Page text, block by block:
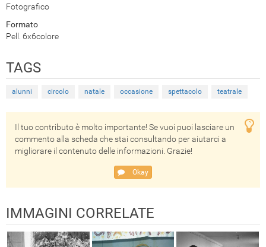
Fotografico
Formato
Pell. 6x6colore
TAGS
alunni circolo natale occasione spettacolo teatrale
Il tuo contributo è molto importante! Se vuoi puoi lasciare un
commento alla scheda che stai consultando per aiutarci a
migliorare il contenuto delle informazioni. Grazie!
Okay
IMMAGINI CORRELATE